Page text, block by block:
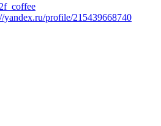
yandex.ru/profile/215439668740